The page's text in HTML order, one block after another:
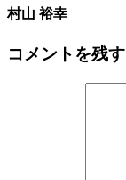
村山 裕幸
コメントを残す